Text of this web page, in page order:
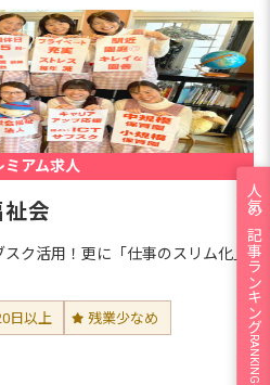
会
日以上 残業少なめ
ク活用！更に「仕事のスリム化」
ミアム求人
人気の記事ランキング
RANKING